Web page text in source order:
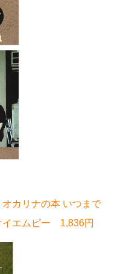
カリナの本 いつまで
イエムピー 1,836円